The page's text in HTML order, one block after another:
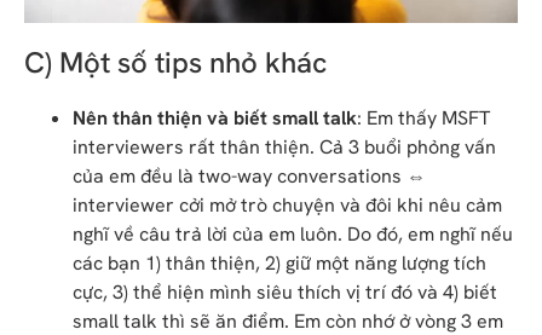
C) Một số tips nhỏ khác
Nên thân thiện và biết small talk: Em thấy MSFT
interviewers rất thân thiện. Cả 3 buổi phỏng vấn
của em đều là two-way conversations ⇔
interviewer cởi mở trò chuyện và đôi khi nêu cảm
nghĩ về câu trả lời của em luôn. Do đó, em nghĩ nếu
các bạn 1) thân thiện, 2) giữ một năng lượng tích
cực, 3) thể hiện mình siêu thích vị trí đó và 4) biết
small talk thì sẽ ăn điểm. Em còn nhớ ở vòng 3 em